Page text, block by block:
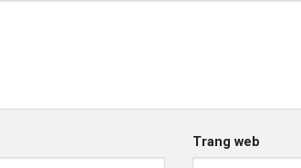
Trang web